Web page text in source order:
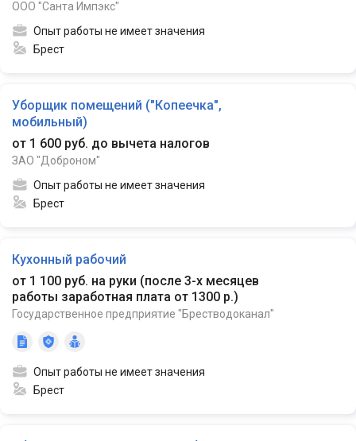
ООО "Санта Импэкс"
Опыт работы не имеет значения
Брест
Уборщик помещений ("Копеечка",
мобильный)
от 1 600 руб. до вычета налогов
ЗАО "Доброном"
Опыт работы не имеет значения
Брест
Кухонный рабочий
от 1 100 руб. на руки (после 3-х месяцев
работы заработная плата от 1300 р.)
Государственное предприятие "Брестводоканал"
Опыт работы не имеет значения
Брест